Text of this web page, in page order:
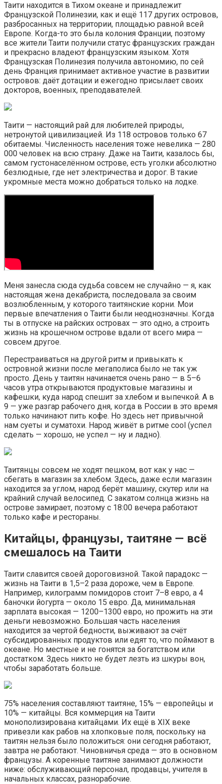
Таити находится в Тихом океане и принадлежит
Французской Полинезии, как и ещё 117 других островов,
разбросанных на территории, площадью равной всей
Европе. Когда-то это была колония Франции, поэтому
все жители Таити получили статус французских граждан
и прекрасно владеют французским языком. Хотя
Французская Полинезия получила автономию, по сей
день Франция принимает активное участие в развитии
островов: даёт дотации и ежегодно присылает своих
докторов, военных, преподавателей.
Таити — настоящий рай для любителей природы,
нетронутой цивилизацией. Из 118 островов только 67
обитаемы. Численность населения тоже невелика — 280
000 человек на всю страну. Даже на Таити, казалось бы,
самом густонаселённом острове, есть уголки абсолютно
безлюдные, где нет электричества и дорог. В такие
укромные места можно добраться только на лодке.
Меня занесла сюда судьба совсем не случайно — я, как
настоящая жена декабриста, последовала за своим
возлюбленным, у которого таитянские корни. Мои
первые впечатления о Таити были неоднозначны. Когда
ты в отпуске на райских островах — это одно, а строить
жизнь на крошечном острове вдали от всего мира —
совсем другое.
Перестраиваться на другой ритм и привыкать к
островной жизни после мегаполиса было не так уж
просто. День у таитян начинается очень рано — в 5–6
часов утра открываются продуктовые магазины и
кафешки, куда народ спешит за хлебом и выпечкой. А в
9 — уже разгар рабочего дня, когда в России в это время
только начинают пить кофе. Но здесь нет привычной
нам суеты и суматохи. Народ живёт в ритме cool (успел
сделать — хорошо, не успел — ну и ладно).
Таитянцы совсем не ходят пешком, вот как у нас —
сбегать в магазин за хлебом. Здесь, даже если магазин
находится за углом, народ берёт машину, скутер или на
крайний случай велосипед. С закатом солнца жизнь на
острове замирает, поэтому с 18:00 вечера работают
только кафе и рестораны.
Китайцы, французы, таитяне — всё
смешалось на Таити
Таити славится своей дороговизной. Такой парадокс —
жизнь на Таити в 1,5–2 раза дороже, чем в Европе.
Например, килограмм помидоров стоит 7–8 евро, а 4
баночки йогурта — около 15 евро. Да, минимальная
зарплата высокая — 1200–1300 евро, но прожить на эти
деньги невозможно. Большая часть населения
находится за чертой бедности, выживают за счёт
субсидированных продуктов или едят то, что поймают в
океане. Но местные и не гонятся за богатством или
достатком. Здесь никто не будет лезть из шкуры вон,
чтобы заработать больше.
75% населения составляют таитяне, 15% — европейцы и
10% — китайцы. Вся коммерция на Таити
монополизирована китайцами. Их ещё в XIX веке
привезли как рабов на хлопковые поля, поскольку на
таитян нельзя было положиться: они сегодня работают,
завтра не работают. Чиновничья среда — это в основном
французы. А коренные таитяне занимают должности
ниже: обслуживающий персонал, продавцы, учителя в
начальных классах, разнорабочие.